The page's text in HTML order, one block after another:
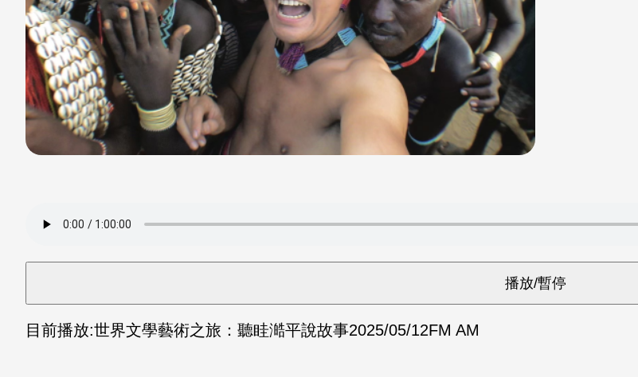
目前播放:世界文學藝術之旅：聽眭澔平說故事2025/05/12FM AM